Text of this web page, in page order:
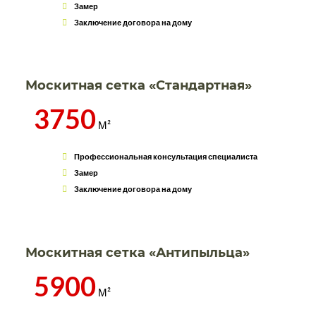
Замер
Заключение договора на дому
Москитная сетка «Стандартная»
3750 М²
Профессиональная консультация специалиста
Замер
Заключение договора на дому
Москитная сетка «Антипыльца»
5900 М²